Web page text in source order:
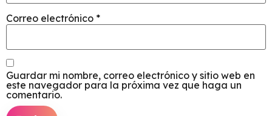
Correo electrónico *
Guardar mi nombre, correo electrónico y sitio web en
este navegador para la próxima vez que haga un
comentario.